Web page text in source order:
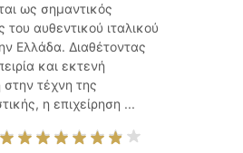
ως σημαντικός
αυθεντικού ιταλικού
Ελλάδα. Διαθέτοντας
και εκτενή
στην τέχνη της
η επιχείρηση ...